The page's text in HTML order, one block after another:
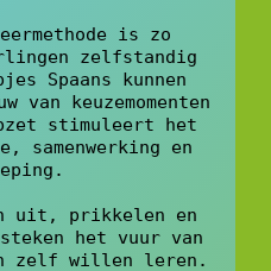
is zo
zelfstandig
Spaans kunnen
van keuzemomenten
stimuleert het
samenwerking en
uit, prikkelen en
het vuur van
zelf willen leren.